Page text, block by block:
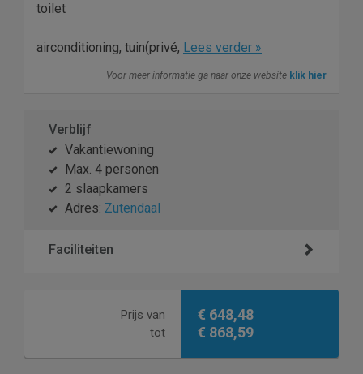
toilet
airconditioning, tuin(privé, Lees verder »
Voor meer informatie ga naar onze website klik hier
Verblijf
Vakantiewoning
Max. 4 personen
2 slaapkamers
Adres: Zutendaal
Faciliteiten
Prijs van
tot
€ 648,48
€ 868,59